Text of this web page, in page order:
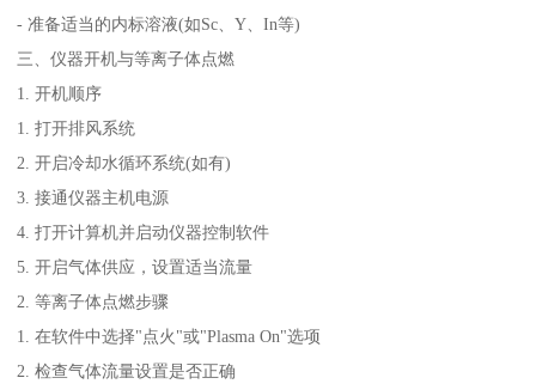
- 准备适当的内标溶液(如Sc、Y、In等)
三、仪器开机与等离子体点燃
1. 开机顺序
1. 打开排风系统
2. 开启冷却水循环系统(如有)
3. 接通仪器主机电源
4. 打开计算机并启动仪器控制软件
5. 开启气体供应，设置适当流量
2. 等离子体点燃步骤
1. 在软件中选择"点火"或"Plasma On"选项
2. 检查气体流量设置是否正确